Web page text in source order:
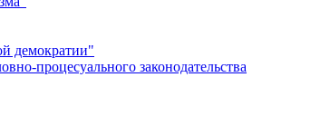
демократии"
процесуального законодательства